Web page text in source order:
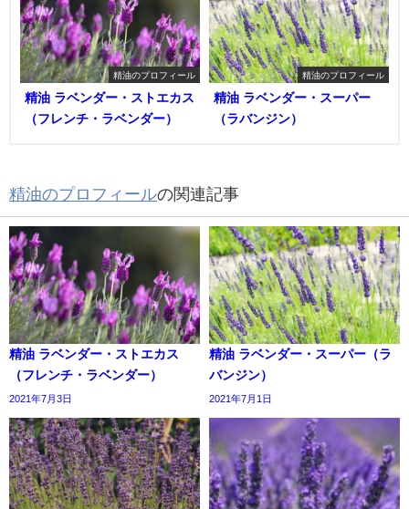
精油のプロフィール
精油 ラベンダー・ストエカス
（フレンチ・ラベンダー）
精油のプロフィール
精油 ラベンダー・スーパー
（ラバンジン）
精油のプロフィールの関連記事
精油 ラベンダー・ストエカス
（フレンチ・ラベンダー）
2021年7月3日
精油 ラベンダー・スーパー（ラ
バンジン）
2021年7月1日